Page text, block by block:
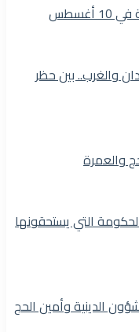
والغرب.. بين حظر
والعمرة
التي يستحقونها
الدينية وأمين الحج